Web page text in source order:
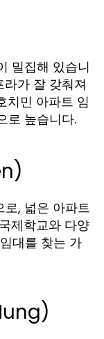
밀집해 있습니
가 잘 갖춰져
치민 아파트 임
로 높습니다.
, 넓은 아파트
제학교와 다양
대를 찾는 가